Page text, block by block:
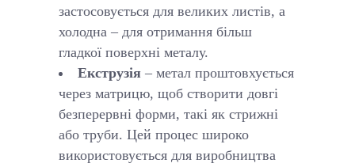
застосовується для великих листів, а
холодна – для отримання більш
гладкої поверхні металу.
Екструзія – метал проштовхується
через матрицю, щоб створити довгі
безперервні форми, такі як стрижні
або труби. Цей процес широко
використовується для виробництва